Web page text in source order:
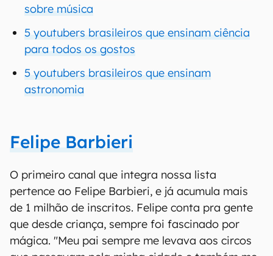
sobre música
5 youtubers brasileiros que ensinam ciência
para todos os gostos
5 youtubers brasileiros que ensinam
astronomia
Felipe Barbieri
O primeiro canal que integra nossa lista
pertence ao Felipe Barbieri, e já acumula mais
de 1 milhão de inscritos. Felipe conta pra gente
que desde criança, sempre foi fascinado por
mágica. "Meu pai sempre me levava aos circos